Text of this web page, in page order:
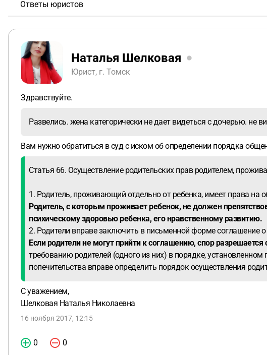
Ответы юристов
Наталья Шелковая
Юрист, г. Томск
Здравствуйте.
Развелись. жена категорически не дает видеться с дочерью. не
Вам нужно обратиться в суд с иском об определении порядка
Статья 66. Осуществление родительских прав родителем,
1. Родитель, проживающий отдельно от ребенка, имеет права на
Родитель, с которым проживает ребенок, не должен
психическому здоровью ребенка, его нравственному развитию.
2. Родители вправе заключить в письменной форме соглашение
Если родители не могут прийти к соглашению, спор
требованию родителей (одного из них) в порядке,
попечительства вправе определить порядок осуществления
С уважением,
Шелковая Наталья Николаевна
16 ноября 2017, 12:15
0 0